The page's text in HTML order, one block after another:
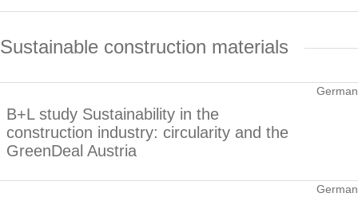
Sustainable construction materials
B+L study Sustainability in the
construction industry: circularity and the
GreenDeal Austria
German
German